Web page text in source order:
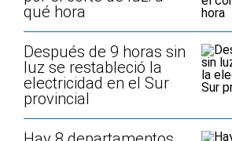
qué hora
Después de 9 horas sin
luz se restableció la
electricidad en el Sur
provincial